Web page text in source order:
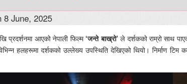
8 June, 2025
प्रदर्शनमा आएको नेपाली फिल्म ‘जन्ते बाख्रो’ ले दर्शकको राम्रो साथ
हलहरूमा दर्शकको उल्लेख्य उपस्थिति देखिएको थियो। निर्माण